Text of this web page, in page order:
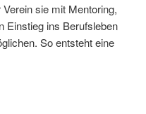
sie mit Mentoring,
Einstieg ins Berufsleben
So entsteht eine